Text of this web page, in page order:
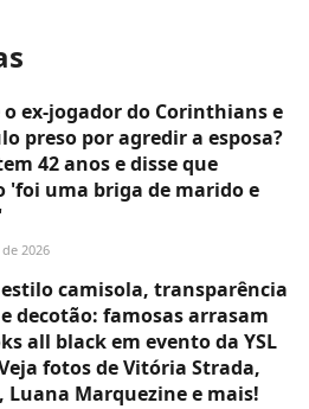
o ex-jogador do Corinthians e
preso por agredir a esposa?
42 anos e disse que
'foi uma briga de marido e
2026
camisola, transparência
decotão: famosas arrasam
all black em evento da YSL
fotos de Vitória Strada,
Luana Marquezine e mais!